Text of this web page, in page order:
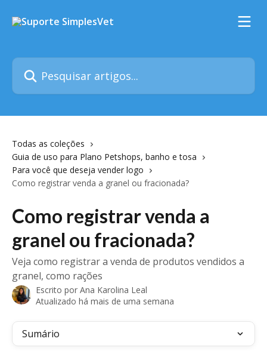
Pesquisar artigos...
Todas as coleções
Guia de uso para Plano Petshops, banho e tosa
Para você que deseja vender logo
Como registrar venda a granel ou fracionada?
Como registrar venda a
granel ou fracionada?
Veja como registrar a venda de produtos vendidos a
granel, como rações
Escrito por Ana Karolina Leal
Atualizado há mais de uma semana
Sumário